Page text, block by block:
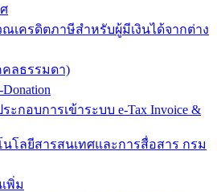
เครดิตภาษีสำหรับผู้มีเงินได้จากต่าง
ลธรรมดา)
ะกอบการเข้าระบบ e-Tax Invoice &
โลยีสารสนเทศและการสื่อสาร กรม
พิ่ม